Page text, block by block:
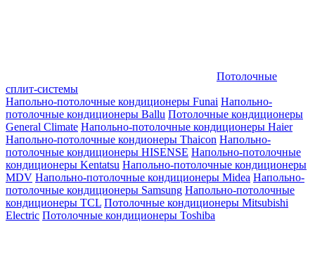
Потолочные
сплит-системы
Напольно-потолочные кондиционеры Funai Напольно-
потолочные кондиционеры Ballu Потолочные кондиционеры
General Climate Напольно-потолочные кондиционеры Haier
Напольно-потолочные кондионеры Thaicon Напольно-
потолочные кондиционеры HISENSE Напольно-потолочные
кондиционеры Kentatsu Напольно-потолочные кондиционеры
MDV Напольно-потолочные кондиционеры Midea Напольно-
потолочные кондиционеры Samsung Напольно-потолочные
кондиционеры TCL Потолочные кондиционеры Mitsubishi
Electric Потолочные кондиционеры Toshiba